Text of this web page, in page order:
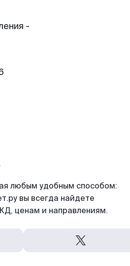
-
любым удобным способом:
вы всегда найдете
ценам и направлениям.